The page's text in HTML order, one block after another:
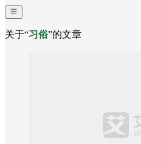
关于“习俗”的文章